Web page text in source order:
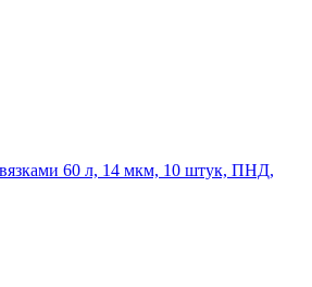
60 л, 14 мкм, 10 штук, ПНД,